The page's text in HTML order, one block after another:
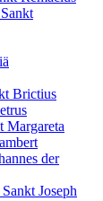
Brictius
Margareta
der
Joseph